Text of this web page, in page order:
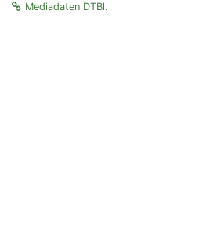
Mediadaten DTBl.